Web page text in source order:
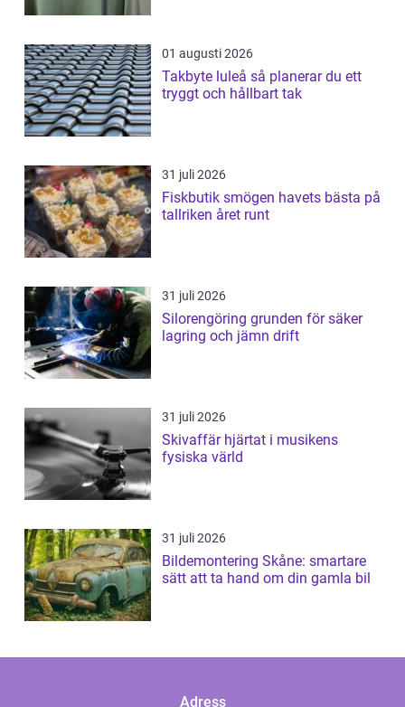
01 augusti 2026
Takbyte luleå så planerar du ett
tryggt och hållbart tak
31 juli 2026
Fiskbutik smögen havets bästa på
tallriken året runt
31 juli 2026
Silorengöring grunden för säker
lagring och jämn drift
31 juli 2026
Skivaffär hjärtat i musikens
fysiska värld
31 juli 2026
Bildemontering Skåne: smartare
sätt att ta hand om din gamla bil
Adress